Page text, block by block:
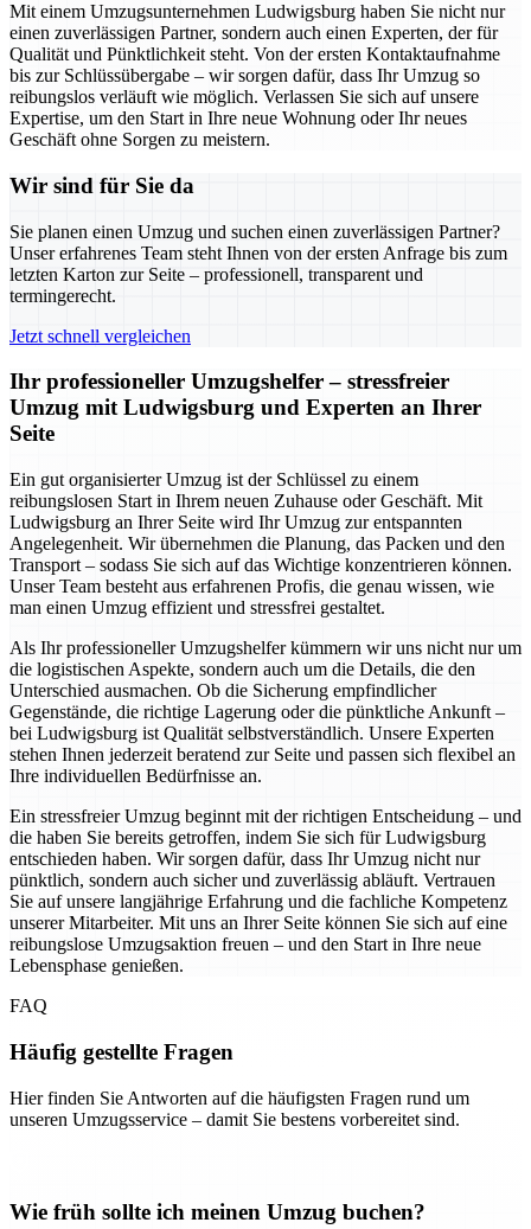
Mit einem Umzugsunternehmen Ludwigsburg haben Sie nicht nur
einen zuverlässigen Partner, sondern auch einen Experten, der für
Qualität und Pünktlichkeit steht. Von der ersten Kontaktaufnahme
bis zur Schlüssübergabe – wir sorgen dafür, dass Ihr Umzug so
reibungslos verläuft wie möglich. Verlassen Sie sich auf unsere
Expertise, um den Start in Ihre neue Wohnung oder Ihr neues
Geschäft ohne Sorgen zu meistern.
Wir sind für Sie da
Sie planen einen Umzug und suchen einen zuverlässigen Partner?
Unser erfahrenes Team steht Ihnen von der ersten Anfrage bis zum
letzten Karton zur Seite – professionell, transparent und
termingerecht.
Jetzt schnell vergleichen
Ihr professioneller Umzugshelfer – stressfreier
Umzug mit Ludwigsburg und Experten an Ihrer
Seite
Ein gut organisierter Umzug ist der Schlüssel zu einem
reibungslosen Start in Ihrem neuen Zuhause oder Geschäft. Mit
Ludwigsburg an Ihrer Seite wird Ihr Umzug zur entspannten
Angelegenheit. Wir übernehmen die Planung, das Packen und den
Transport – sodass Sie sich auf das Wichtige konzentrieren können.
Unser Team besteht aus erfahrenen Profis, die genau wissen, wie
man einen Umzug effizient und stressfrei gestaltet.
Als Ihr professioneller Umzugshelfer kümmern wir uns nicht nur um
die logistischen Aspekte, sondern auch um die Details, die den
Unterschied ausmachen. Ob die Sicherung empfindlicher
Gegenstände, die richtige Lagerung oder die pünktliche Ankunft –
bei Ludwigsburg ist Qualität selbstverständlich. Unsere Experten
stehen Ihnen jederzeit beratend zur Seite und passen sich flexibel an
Ihre individuellen Bedürfnisse an.
Ein stressfreier Umzug beginnt mit der richtigen Entscheidung – und
die haben Sie bereits getroffen, indem Sie sich für Ludwigsburg
entschieden haben. Wir sorgen dafür, dass Ihr Umzug nicht nur
pünktlich, sondern auch sicher und zuverlässig abläuft. Vertrauen
Sie auf unsere langjährige Erfahrung und die fachliche Kompetenz
unserer Mitarbeiter. Mit uns an Ihrer Seite können Sie sich auf eine
reibungslose Umzugsaktion freuen – und den Start in Ihre neue
Lebensphase genießen.
FAQ
Häufig gestellte Fragen
Hier finden Sie Antworten auf die häufigsten Fragen rund um
unseren Umzugsservice – damit Sie bestens vorbereitet sind.
Wie früh sollte ich meinen Umzug buchen?